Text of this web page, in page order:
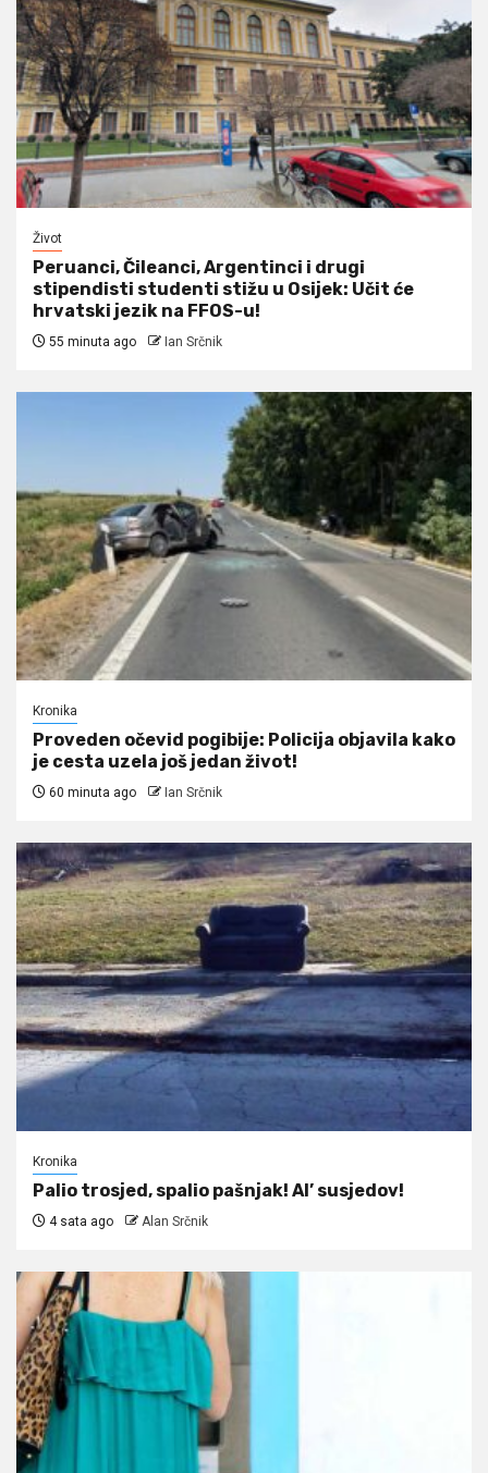
Život
Peruanci, Čileanci, Argentinci i drugi
stipendisti studenti stižu u Osijek: Učit će
hrvatski jezik na FFOS-u!
55 minuta ago Ian Srčnik
Kronika
Proveden očevid pogibije: Policija objavila kako
je cesta uzela još jedan život!
60 minuta ago Ian Srčnik
Kronika
Palio trosjed, spalio pašnjak! Al’ susjedov!
4 sata ago Alan Srčnik